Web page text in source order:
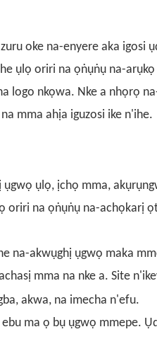
oke na-enyere aka igosi
ụlọ oriri na ọṅụṅụ na-
logo nkọwa. Nke a nhọrọ
mma ahịa iguzosi ike n'ihe.
ụlọ, ịchọ mma,
oriri na ọṅụṅụ na-achọkarị
na-akwụghị ụgwọ maka
mma na nke a. Site
akwa, na imecha n'efu.
ma ọ bụ ụgwọ mmepe.